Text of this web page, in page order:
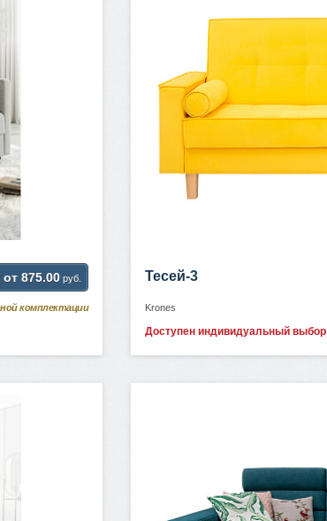
от 875.00 руб.
комплектации
Тесей-3
Krones
Доступен индивидуальный выбор